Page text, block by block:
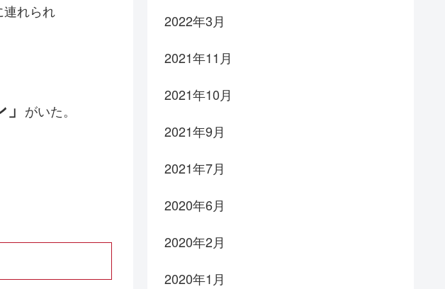
連れられ
がいた。
2022年3月
2021年11月
2021年10月
2021年9月
2021年7月
2020年6月
2020年2月
2020年1月